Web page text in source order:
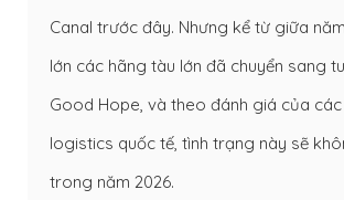
Canal trước đây. Nhưng kể từ giữa
lớn các hãng tàu lớn đã chuyển sang
Good Hope, và theo đánh giá của
logistics quốc tế, tình trạng này sẽ
trong năm 2026.